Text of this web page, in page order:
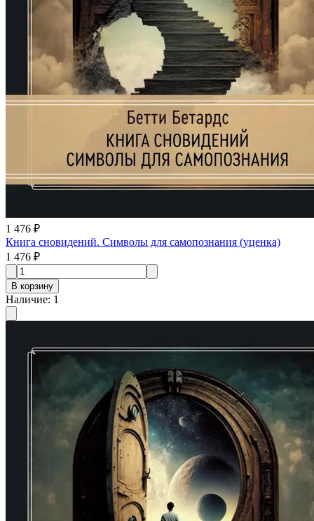
1 476 ₽
Книга сновидений. Символы для самопознания (уценка)
1 476 ₽
В корзину
Наличие: 1